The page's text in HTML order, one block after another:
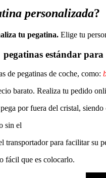
personalizada?
tu pegatina. Elige tu
pegatinas estándar para
de pegatinas de coche, como:
barato. Realiza tu pedido
por fuera del cristal,
sin el
transportador para facilitar su
fácil que es colocarlo.